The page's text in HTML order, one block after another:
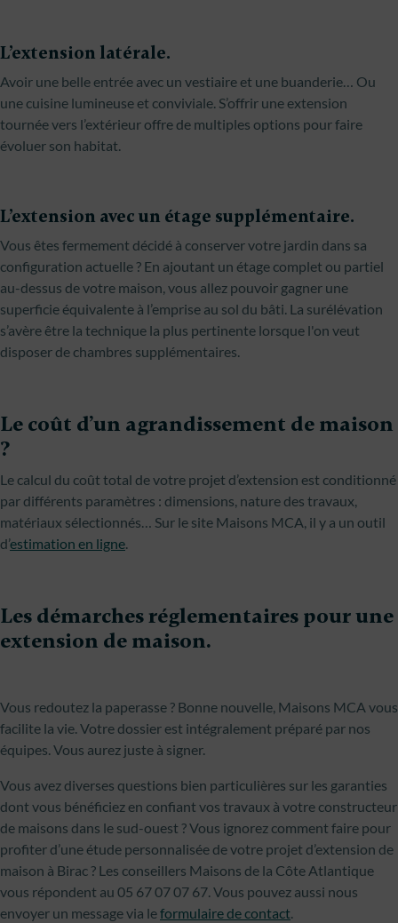
L’extension latérale.
Avoir une belle entrée avec un vestiaire et une buanderie… Ou
une cuisine lumineuse et conviviale. S’offrir une extension
tournée vers l’extérieur offre de multiples options pour faire
évoluer son habitat.
L’extension avec un étage supplémentaire.
Vous êtes fermement décidé à conserver votre jardin dans sa
configuration actuelle ? En ajoutant un étage complet ou partiel
au-dessus de votre maison, vous allez pouvoir gagner une
superficie équivalente à l’emprise au sol du bâti. La surélévation
s’avère être la technique la plus pertinente lorsque l'on veut
disposer de chambres supplémentaires.
Le coût d’un agrandissement de maison
?
Le calcul du coût total de votre projet d’extension est conditionné
par différents paramètres : dimensions, nature des travaux,
matériaux sélectionnés… Sur le site Maisons MCA, il y a un outil
d’estimation en ligne.
Les démarches réglementaires pour une
extension de maison.
Vous redoutez la paperasse ? Bonne nouvelle, Maisons MCA vous
facilite la vie. Votre dossier est intégralement préparé par nos
équipes. Vous aurez juste à signer.
Vous avez diverses questions bien particulières sur les garanties
dont vous bénéficiez en confiant vos travaux à votre constructeur
de maisons dans le sud-ouest ? Vous ignorez comment faire pour
profiter d’une étude personnalisée de votre projet d’extension de
maison à Birac ? Les conseillers Maisons de la Côte Atlantique
vous répondent au 05 67 07 07 67. Vous pouvez aussi nous
envoyer un message via leformulaire de contact.